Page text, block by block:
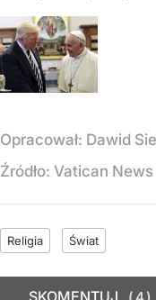
Opracował: Dawid
Źródło: Vatican News
Religia Świat